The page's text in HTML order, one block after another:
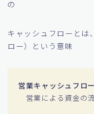
の
キャッシュフローとは
ロー）という意味
営業キャッシュフロー
営業による資金の